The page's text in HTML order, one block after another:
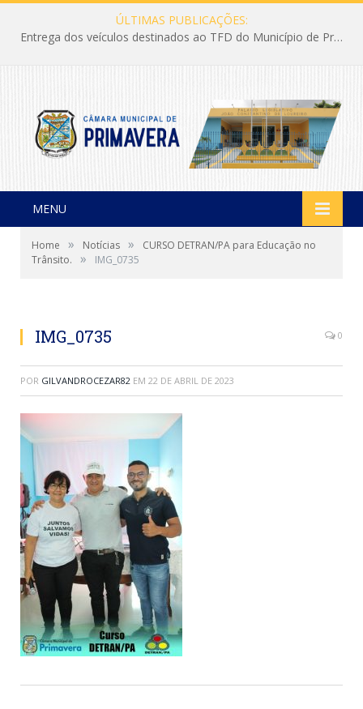
ÚLTIMAS PUBLICAÇÕES:
Entrega dos veículos destinados ao TFD do Município de Primavera
MENU
Home » Notícias »
CURSO DETRAN/PA para Educação no
Trânsito.
» IMG_0735
IMG_0735 0
POR GILVANDROCEZAR82 EM 22 DE ABRIL DE 2023